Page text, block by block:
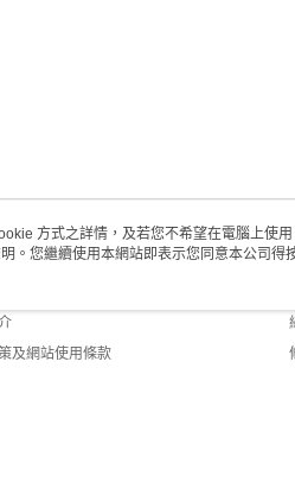
們
及網站使用條款
方式之詳情，及若您不希望在電腦上使
。您繼續使用本網站即表示您同意本公司得